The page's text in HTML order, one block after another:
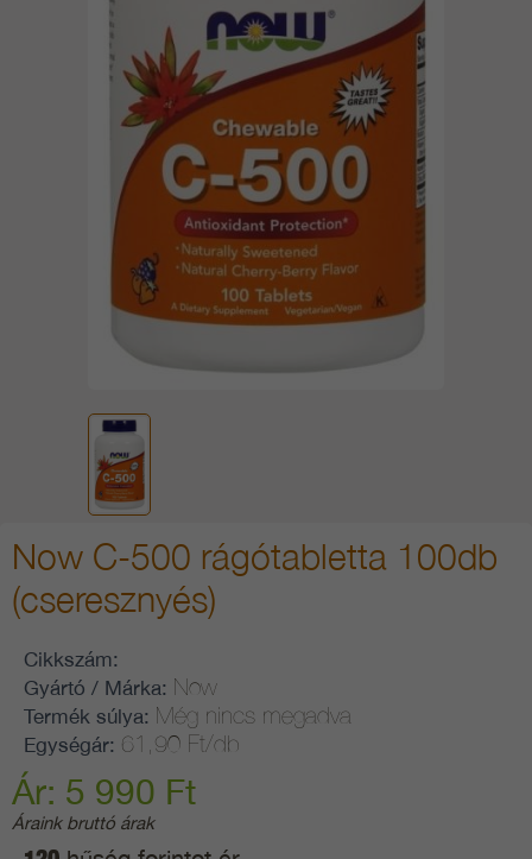
Now C-500 rágótabletta 100db
(cseresznyés)
Cikkszám:
Gyártó / Márka: Now
Termék súlya: Még nincs megadva
Egységár: 61,90 Ft/db
Ár: 5 990 Ft
Áraink bruttó árak